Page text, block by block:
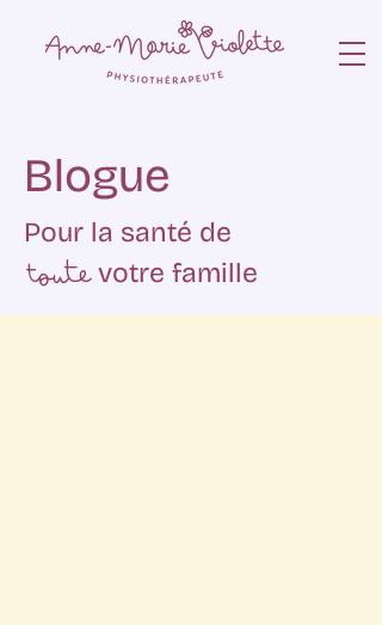
Blogue
Pour la santé de
toutevotre famille